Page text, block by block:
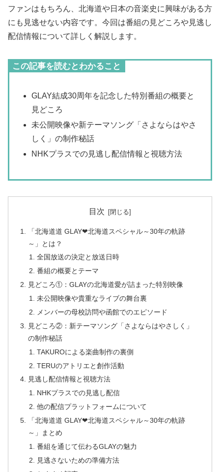
ファンはもちろん、北海道や日本の音楽史に興味がある方
にも見逃せない内容です。今回は番組の見どころや見逃し
配信情報について詳しく解説します。
この記事を読むとわかること
GLAY結成30周年を記念した特別番組の概要と
見どころ
未公開映像や新テーマソング「さよならはやさ
しく」の制作秘話
NHKプラスでの見逃し配信情報と視聴方法
目次
「北海道道 GLAY❤北海道スペシャル～30年の軌跡
～」とは？
全国放送の決定と放送日時
番組の概要とテーマ
見どころ①：GLAYの北海道愛が詰まった特別映像
未公開映像や貴重なライブの舞台裏
メンバーの母校訪問や函館でのエピソード
見どころ②：新テーマソング「さよならはやさしく」
の制作秘話
TAKUROによる楽曲制作の裏側
TERUのアトリエと創作活動
見逃し配信情報と視聴方法
NHKプラスでの見逃し配信
他の配信プラットフォームについて
「北海道道 GLAY❤北海道スペシャル～30年の軌跡
～」まとめ
番組を通じて伝わるGLAYの魅力
見逃さないための準備方法